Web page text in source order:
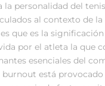
la personalidad del
al contexto de la
que es la
por el atleta la que
esenciales del
burnout está